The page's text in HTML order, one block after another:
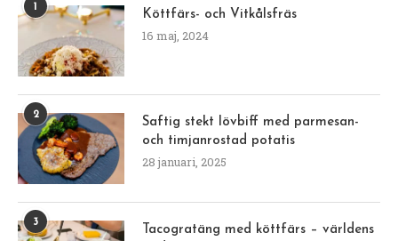
1
Köttfärs- och Vitkålsfräs
16 maj, 2024
2
Saftig stekt lövbiff med parmesan-
och timjanrostad potatis
28 januari, 2025
3
Tacogratäng med köttfärs – världens